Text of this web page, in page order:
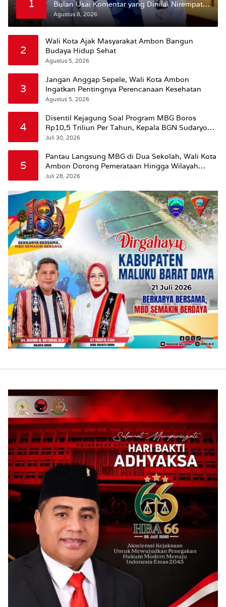
1
Bulan Usai Komentar yang Dinilai Nirempati
ke Pasien BPJS
Agustus 8, 2026
2
Wali Kota Ajak Masyarakat Ambon Bangun
Budaya Hidup Sehat
Agustus 5, 2026
3
Jangan Anggap Sepele, Wali Kota Ambon
Ingatkan Pentingnya Perencanaan Kesehatan
Agustus 5, 2026
4
Disentil Kejagung Soal Program MBG Boros
Rp10,5 Triliun Per Tahun, Kepala BGN Sudaryono
Beri Penjelasan
Juli 30, 2026
5
Pantau Langsung MBG di Dua Sekolah, Wali Kota
Ambon Dorong Pemerataan Hingga Wilayah
Leitimur Selatan
Juli 28, 2026